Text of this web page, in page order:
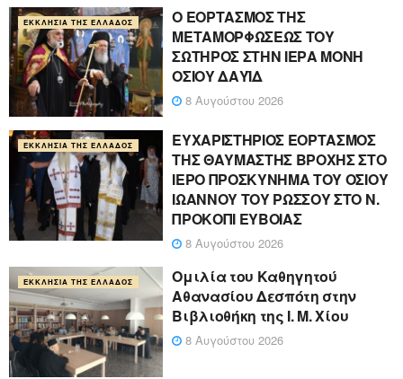
ΕΚΚΛΗΣΊΑ ΤΗΣ ΕΛΛΆΔΟΣ
Ο ΕΟΡΤΑΣΜΟΣ ΤΗΣ
ΜΕΤΑΜΟΡΦΩΣΕΩΣ ΤΟΥ
ΣΩΤΗΡΟΣ ΣΤΗΝ ΙΕΡΑ ΜΟΝΗ
ΟΣΙΟΥ ΔΑΥΪΔ
8 Αυγούστου 2026
ΕΚΚΛΗΣΊΑ ΤΗΣ ΕΛΛΆΔΟΣ
ΕΥΧΑΡΙΣΤΗΡΙΟΣ ΕΟΡΤΑΣΜΟΣ
ΤΗΣ ΘΑΥΜΑΣΤΗΣ ΒΡΟΧΗΣ ΣΤΟ
ΙΕΡΟ ΠΡΟΣΚΥΝΗΜΑ ΤΟΥ ΟΣΙΟΥ
ΙΩΑΝΝΟΥ ΤΟΥ ΡΩΣΣΟΥ ΣΤΟ Ν.
ΠΡΟΚΟΠΙ ΕΥΒΟΙΑΣ
8 Αυγούστου 2026
ΕΚΚΛΗΣΊΑ ΤΗΣ ΕΛΛΆΔΟΣ
Ομιλία του Καθηγητού
Αθανασίου Δεσπότη στην
Βιβλιοθήκη της Ι. Μ. Χίου
8 Αυγούστου 2026